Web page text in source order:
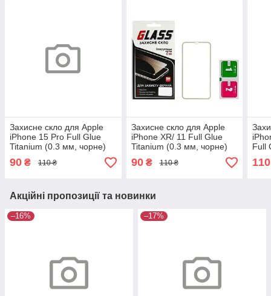
Захисне скло для Apple
iPhone 15 Pro Full Glue
Titanium (0.3 мм, чорне)
90 ₴ 110 ₴
Захисне скло для Apple
iPhone XR/ 11 Full Glue
Titanium (0.3 мм, чорне)
90₴ 110 ₴
Full
110
Акційні пропозиції та новинки
–16% –17%